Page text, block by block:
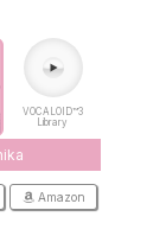
VOCALOID™3
Library
Amazon